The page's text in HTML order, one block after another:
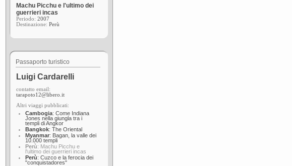
Machu Picchu e l'ultimo dei
guerrieri incas
Periodo: 2007
Destinazione: Perù
Passaporto turistico
Luigi Cardarelli
contatto email:
tarapoto12@libero.it
Altri viaggi pubblicati:
Cambogia: Come Indiana
Jones nella giungla tra i
templi di Angkor
Bangkok: The Oriental
Myanmar: Bagan, la valle dei
10.000 templi
Perù: Machu Picchu e
l'ultimo dei guerrieri incas
Perù: Cuzco e la ferocia dei
"conquistadores"